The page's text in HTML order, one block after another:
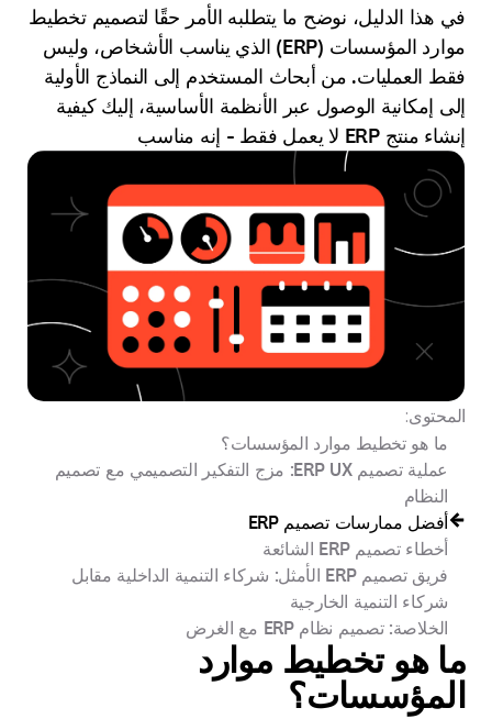
في هذا الدليل، نوضح ما يتطلبه الأمر حقًا لتصميم تخطيط
موارد المؤسسات (ERP) الذي يناسب الأشخاص، وليس
فقط العمليات. من أبحاث المستخدم إلى النماذج الأولية
إلى إمكانية الوصول عبر الأنظمة الأساسية، إليك كيفية
إنشاء منتج ERP لا يعمل فقط - إنه مناسب
المحتوى:
ما هو تخطيط موارد المؤسسات؟
عملية تصميم ERP UX: مزج التفكير التصميمي مع تصميم
النظام
أفضل ممارسات تصميم ERP
أخطاء تصميم ERP الشائعة
فريق تصميم ERP الأمثل: شركاء التنمية الداخلية مقابل
شركاء التنمية الخارجية
الخلاصة: تصميم نظام ERP مع الغرض
ما هو تخطيط موارد
المؤسسات؟